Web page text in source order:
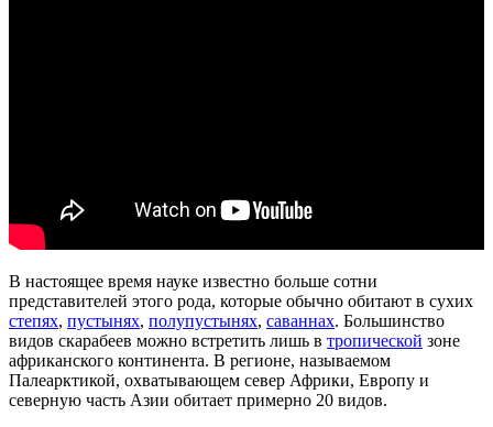
В настоящее время науке известно больше сотни
представителей этого рода, которые обычно обитают в сухих
степях, пустынях, полупустынях, саваннах. Большинство
видов скарабеев можно встретить лишь в тропической зоне
африканского континента. В регионе, называемом
Палеарктикой, охватывающем север Африки, Европу и
северную часть Азии обитает примерно 20 видов.